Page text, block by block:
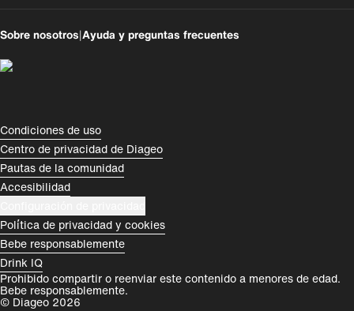
România
Rest of World
Sobre nosotros|Ayuda y preguntas frecuentes
Compliance Footer
Condiciones de uso
Centro de privacidad de Diageo
Pautas de la comunidad
Accesibilidad
Política de privacidad y cookies
Bebe responsablemente
Drink IQ
Prohibido compartir o reenviar este contenido a menores de edad.
Bebe responsablemente.
© Diageo 2026